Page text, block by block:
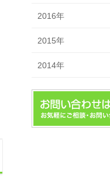
2016年
2015年
2014年